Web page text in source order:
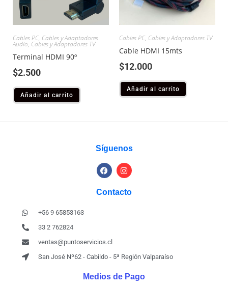
Cables PC, Cables y Adaptadores
Audio, Cables y Adaptadores TV
Terminal HDMI 90º
$2.500
Añadir al carrito
Cables PC, Cables y Adaptadores TV
Cable HDMI 15mts
$12.000
Añadir al carrito
Síguenos
Contacto
+56 9 65853163
33 2 762824
ventas@puntoservicios.cl
San José Nº62 - Cabildo - 5ª Región Valparaíso
Medios de Pago